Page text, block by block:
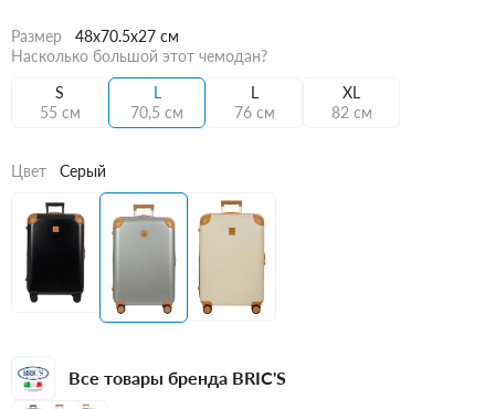
Размер
48x70.5x27 см
Насколько большой этот чемодан?
S
55 см
L
70,5 см
L
76 см
XL
82 см
Цвет Серый
Все товары бренда BRIC'S